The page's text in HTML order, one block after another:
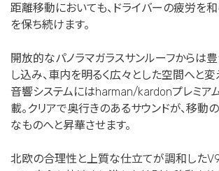
距離移動においても、ドライバーの疲労を
を保ち続けます。
開放的なパノラマガラスサンルーフからは
し込み、車内を明るく広々とした空間へと変
音響システムにはharman/kardonプレミア
載。クリアで奥行きのあるサウンドが、移動
なものへと昇華させます。
北欧の合理性と上質な仕立てが調和した